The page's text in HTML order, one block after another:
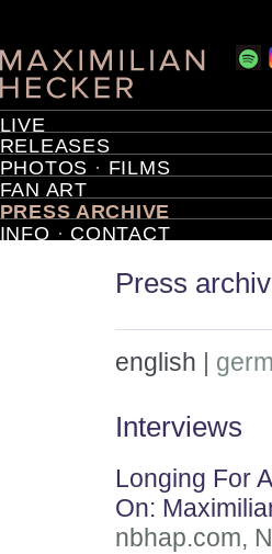
LIVE
RELEASES
PHOTOS · FILMS
FAN ART
PRESS ARCHIVE
INFO · CONTACT
Press
english
Interviews
Longing For
On:
nbhap.com,